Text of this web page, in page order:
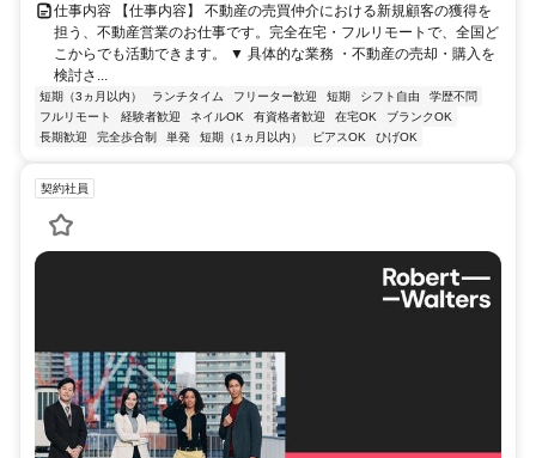
仕事内容 【仕事内容】 不動産の売買仲介における新規顧客の獲得を
担う、不動産営業のお仕事です。完全在宅・フルリモートで、全国ど
こからでも活動できます。 ▼ 具体的な業務 ・不動産の売却・購入を
検討さ...
短期（3ヵ月以内） ランチタイム フリーター歓迎 短期 シフト自由
学歴不問
フルリモート
経験者歓迎 ネイルOK 有資格者歓迎 在宅OK
ブランクOK
長期歓迎
完全歩合制 単発 短期（1ヵ月以内） ピアスOK ひげOK
契約社員